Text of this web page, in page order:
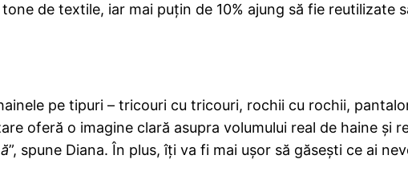
de textile, iar mai puțin de 10% ajung să fie reutilizate
pe tipuri – tricouri cu tricouri, rochii cu rochii,
oferă o imagine clară asupra volumului real de haine și
”, spune Diana. În plus, îți va fi mai ușor să găsești ce ai